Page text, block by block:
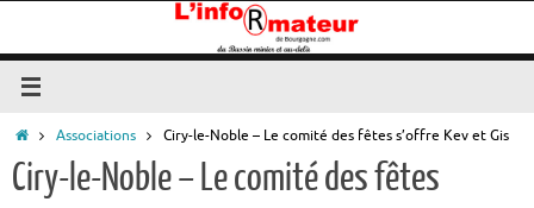
contenu
Accueil
Associations Ciry-le-Noble – Le comité des fêtes s’offre Kev et Gis
Ciry-le-Noble – Le comité des fêtes